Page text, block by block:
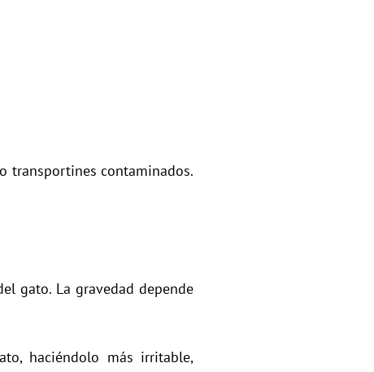
transportines contaminados.
gato. La gravedad depende
haciéndolo más irritable,